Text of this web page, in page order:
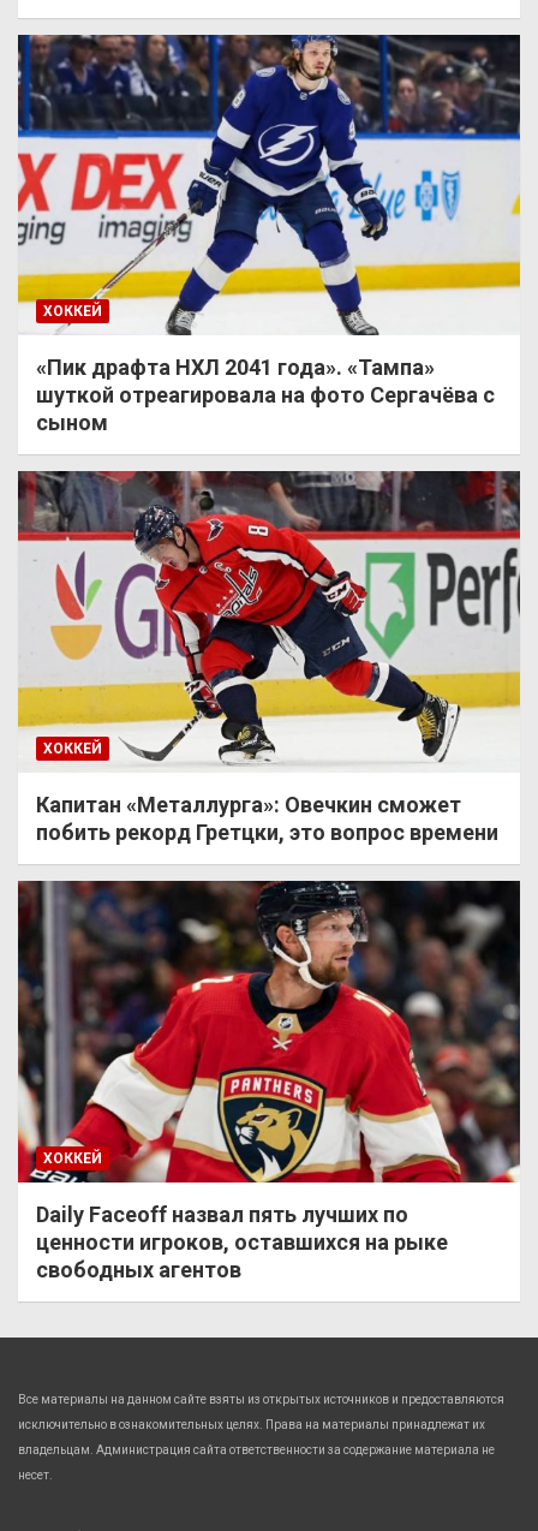
ХОККЕЙ
«Пик драфта НХЛ 2041 года». «Тампа»
шуткой отреагировала на фото Сергачёва с
сыном
ХОККЕЙ
Капитан «Металлурга»: Овечкин сможет
побить рекорд Гретцки, это вопрос времени
ХОККЕЙ
Daily Faceoff назвал пять лучших по
ценности игроков, оставшихся на рыке
свободных агентов
Все материалы на данном сайте взяты из открытых источников и предоставляются
исключительно в ознакомительных целях. Права на материалы принадлежат их
владельцам. Администрация сайта ответственности за содержание материала не
несет.